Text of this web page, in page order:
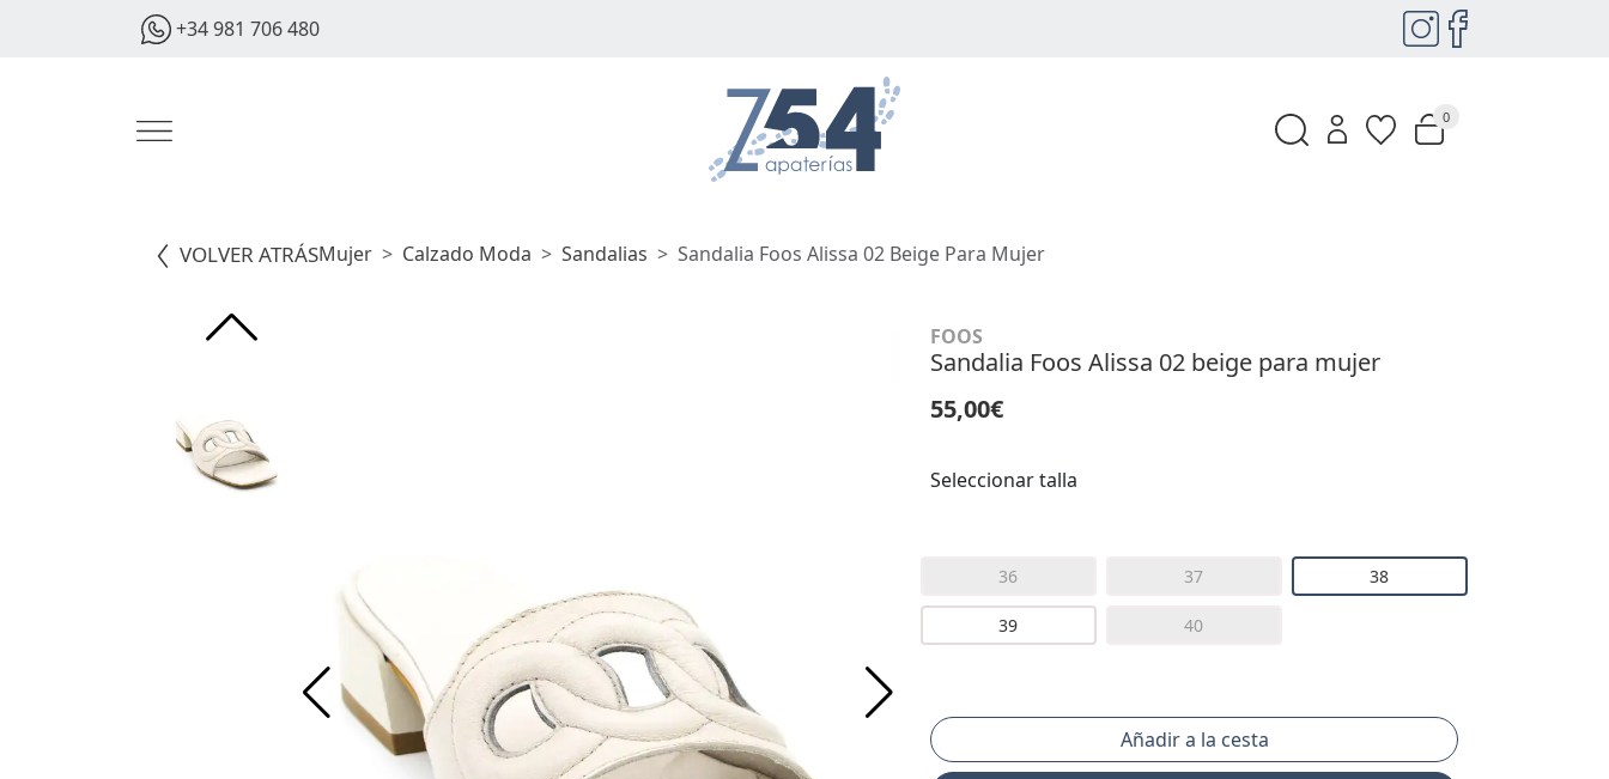
+34 981 706 480
0
VOLVER ATRÁSMujer Calzado Moda Sandalias Sandalia Foos Alissa 02 Beige Para Mujer
FOOS
Sandalia Foos Alissa 02 beige para mujer
55,00€
Seleccionar talla
36 37 38
39 40